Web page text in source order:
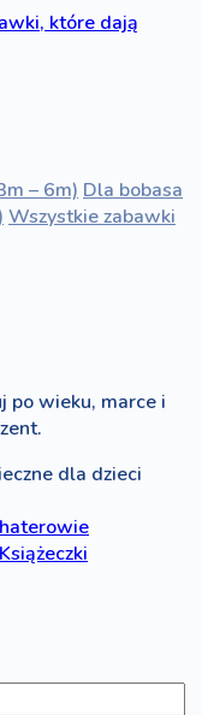
które dają
– 6m) Dla bobasa
Wszystkie zabawki
po wieku, marce i
dla dzieci
Książeczki